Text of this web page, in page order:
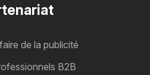
de la publicité
B2B